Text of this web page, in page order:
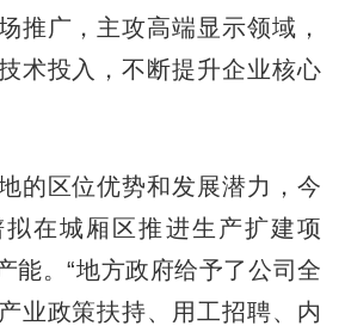
推广，主攻高端显示领域，
术投入，不断提升企业核心
区位优势和发展潜力，今
在城厢区推进生产扩建项
能。“地方政府给予了公司全
业政策扶持、用工招聘、内